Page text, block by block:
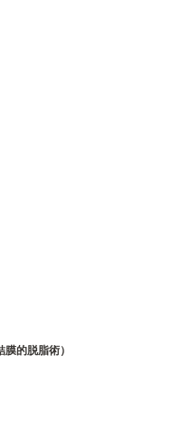
的脱脂術）